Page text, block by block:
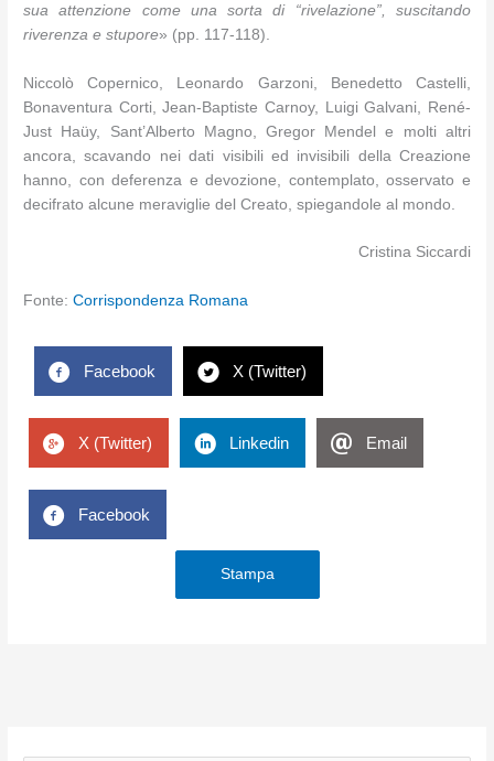
sua attenzione come una sorta di “rivelazione”, suscitando
riverenza e stupore» (pp. 117-118).
Niccolò Copernico, Leonardo Garzoni, Benedetto Castelli,
Bonaventura Corti, Jean-Baptiste Carnoy, Luigi Galvani, René-
Just Haüy, Sant’Alberto Magno, Gregor Mendel e molti altri
ancora, scavando nei dati visibili ed invisibili della Creazione
hanno, con deferenza e devozione, contemplato, osservato e
decifrato alcune meraviglie del Creato, spiegandole al mondo.
Cristina Siccardi
Fonte:Corrispondenza Romana
Facebook X (Twitter)
X (Twitter) Linkedin Email
Facebook
Stampa